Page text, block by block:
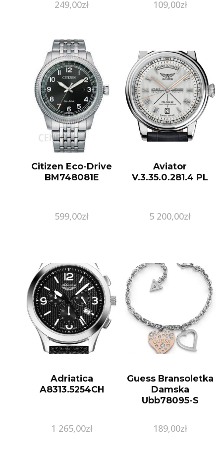
249,00zł
(3027269)
109,00zł
Citizen Eco-Drive
BM748081E
599,00zł
Aviator
V.3.35.0.281.4 PL
5 200,00zł
Adriatica
A8313.5254CH
1 265,00zł
Guess Bransoletka
Damska
Ubb78095-S
189,00zł